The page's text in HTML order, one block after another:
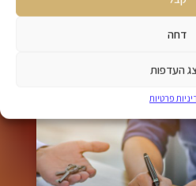
דחה
העדפות
פרטיות